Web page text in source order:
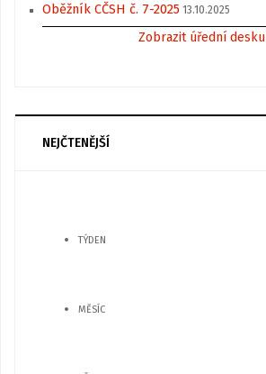
Oběžník CČSH č. 7-2025 13.10.2025
Zobrazit úřední desku
NEJČTENĚJŠÍ
TÝDEN
MĚSÍC